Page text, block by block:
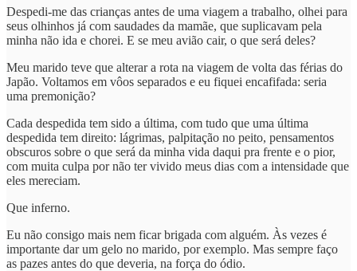
Despedi-me das crianças antes de uma viagem a trabalho, olhei para
seus olhinhos já com saudades da mamãe, que suplicavam pela
minha não ida e chorei. E se meu avião cair, o que será deles?
Meu marido teve que alterar a rota na viagem de volta das férias do
Japão. Voltamos em vôos separados e eu fiquei encafifada: seria
uma premonição?
Cada despedida tem sido a última, com tudo que uma última
despedida tem direito: lágrimas, palpitação no peito, pensamentos
obscuros sobre o que será da minha vida daqui pra frente e o pior,
com muita culpa por não ter vivido meus dias com a intensidade que
eles mereciam.
Que inferno.
Eu não consigo mais nem ficar brigada com alguém. Às vezes é
importante dar um gelo no marido, por exemplo. Mas sempre faço
as pazes antes do que deveria, na força do ódio.